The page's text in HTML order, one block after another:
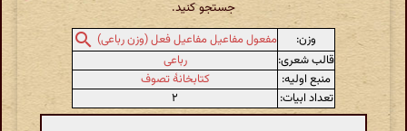
جستجو کنید.
وزن:
مفعول مفاعیل مفاعیل فعل (وزن رباعی)
قالب شعری:
رباعی
منبع اولیه:
کتابخانهٔ تصوف
تعداد ابیات:
۲